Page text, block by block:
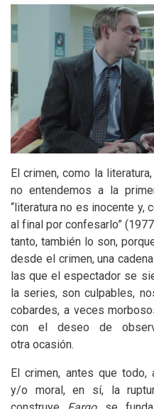
El crimen, como la
no entendemos a la
“literatura no es inocente y,
al final por confesarlo”
tanto, también lo son,
desde el crimen, una
las que el espectador se
la series, son culpables,
cobardes, a veces
con el deseo de
otra ocasión.
El crimen, antes que todo,
y/o moral, en sí, la